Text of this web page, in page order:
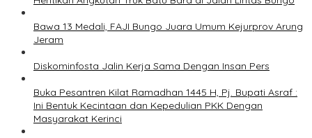
Bawa 13 Medali, FAJI Bungo Juara Umum Kejurprov Arung
Jeram
Diskominfosta Jalin Kerja Sama Dengan Insan Pers
Buka Pesantren Kilat Ramadhan 1445 H, Pj. Bupati Asraf :
Ini Bentuk Kecintaan dan Kepedulian PKK Dengan
Masyarakat Kerinci